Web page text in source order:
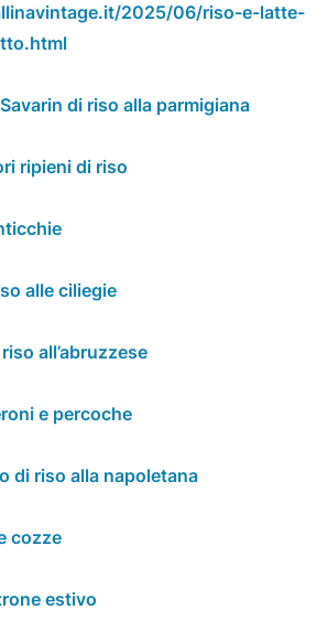
2025/06/riso-e-latte-
Savarin di riso alla parmigiana
ripieni di riso
alle ciliegie
all’abruzzese
e percoche
di riso alla napoletana
cozze
estivo